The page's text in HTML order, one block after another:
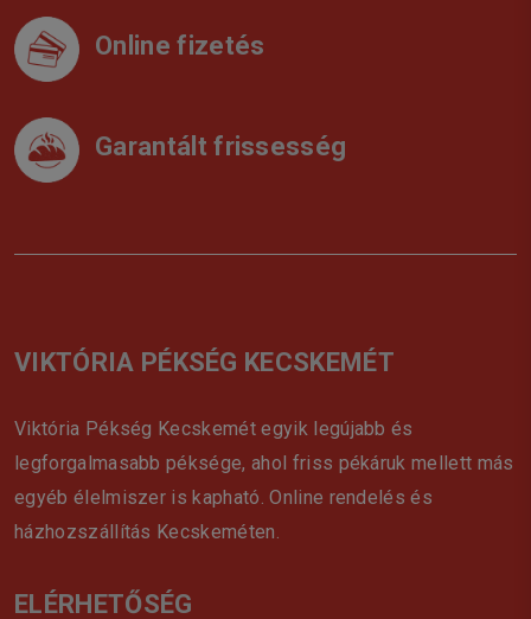
Online fizetés
Garantált frissesség
VIKTÓRIA PÉKSÉG KECSKEMÉT
Viktória Pékség Kecskemét egyik legújabb és
legforgalmasabb péksége, ahol friss pékáruk mellett más
egyéb élelmiszer is kapható. Online rendelés és
házhozszállítás Kecskeméten.
ELÉRHETŐSÉG